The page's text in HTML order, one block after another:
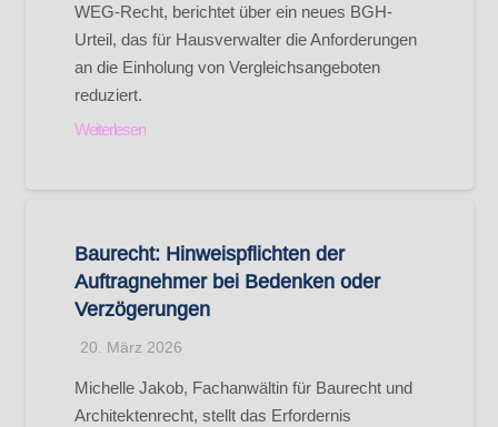
WEG-Recht, berichtet über ein neues BGH-
Urteil, das für Hausverwalter die Anforderungen
an die Einholung von Vergleichsangeboten
reduziert.
Weiterlesen
Baurecht: Hinweispflichten der
Auftragnehmer bei Bedenken oder
Verzögerungen
20. März 2026
Michelle Jakob, Fachanwältin für Baurecht und
Architektenrecht, stellt das Erfordernis